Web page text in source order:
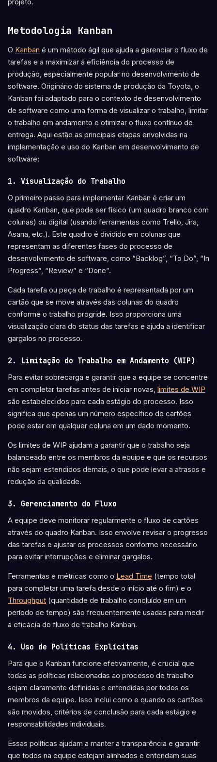
Metodologia Kanban
O Kanban é um método ágil que ajuda a gerenciar o fluxo de
tarefas e a maximizar a eficiência do processo de
produção, especialmente popular no desenvolvimento de
software. Originário do sistema de produção da Toyota, o
Kanban foi adaptado para o contexto de desenvolvimento
de software como uma forma de visualizar o trabalho, limitar
o trabalho em andamento e otimizar o fluxo contínuo de
entrega. Aqui estão as principais etapas envolvidas na
implementação e uso do Kanban em desenvolvimento de
software:
1. Visualização do Trabalho
O primeiro passo para implementar Kanban é criar um
quadro Kanban, que pode ser físico (um quadro branco com
colunas) ou digital (usando ferramentas como Trello, Jira,
Asana, etc.). Este quadro é dividido em colunas que
representam as diferentes fases do processo de
desenvolvimento de software, como “Backlog”, “To Do”, “In
Progress”, “Review” e “Done”.
Cada tarefa ou peça de trabalho é representada por um
cartão que se move através das colunas do quadro
conforme o trabalho progride. Isso proporciona uma
visualização clara do status das tarefas e ajuda a identificar
gargalos no processo.
2. Limitação do Trabalho em Andamento (WIP)
Para evitar sobrecarga e garantir que a equipe se concentre
em completar tarefas antes de iniciar novas, limites de WIP
são estabelecidos para cada estágio do processo. Isso
significa que apenas um número específico de cartões
pode estar em qualquer coluna em um dado momento.
Os limites de WIP ajudam a garantir que o trabalho seja
balanceado entre os membros da equipe e que os recursos
não sejam estendidos demais, o que pode levar a atrasos e
redução da qualidade.
3. Gerenciamento do Fluxo
A equipe deve monitorar regularmente o fluxo de cartões
através do quadro Kanban. Isso envolve revisar o progresso
das tarefas e ajustar os processos conforme necessário
para evitar interrupções e eliminar gargalos.
Ferramentas e métricas como o Lead Time (tempo total
para completar uma tarefa desde o início até o fim) e o
Throughput (quantidade de trabalho concluído em um
período de tempo) são frequentemente usadas para medir
a eficácia do fluxo de trabalho Kanban.
4. Uso de Políticas Explícitas
Para que o Kanban funcione efetivamente, é crucial que
todas as políticas relacionadas ao processo de trabalho
sejam claramente definidas e entendidas por todos os
membros da equipe. Isso inclui como e quando os cartões
são movidos, critérios de conclusão para cada estágio e
responsabilidades individuais.
Essas políticas ajudam a manter a transparência e garantir
que todos na equipe estejam alinhados e entendam suas